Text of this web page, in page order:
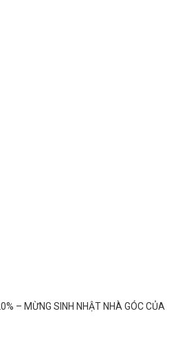
– MỪNG SINH NHẬT NHÀ GÓC CỦA